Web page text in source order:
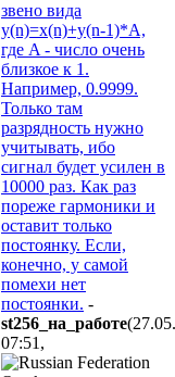
звено вида
y(n)=x(n)+y(n-1)*A,
где A - число очень
близкое к 1.
Например, 0.9999.
Только там
разрядность нужно
учитывать, ибо
сигнал будет усилен в
10000 раз. Как раз
пореже гармоники и
оставит только
постоянку. Если,
конечно, у самой
помехи нет
постоянки. -
st256_нa_paбoтe
07:51 ,